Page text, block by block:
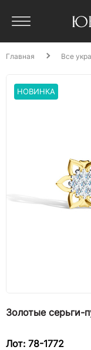
Главная Все
НОВИНКА
Золотые серьги-
Лот: 78-1772